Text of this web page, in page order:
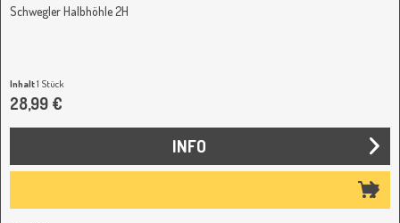
Schwegler Halbhöhle 2H
Inhalt1 Stück
28,99 €
INFO